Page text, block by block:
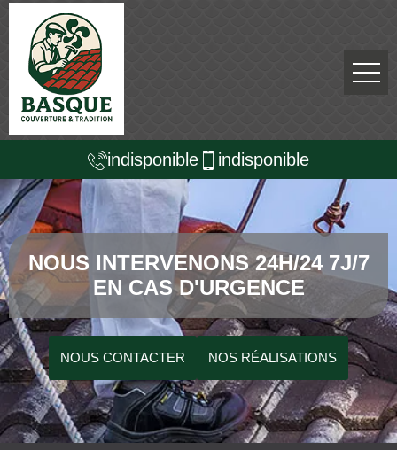
indisponible indisponible
NOUS INTERVENONS 24H/24 7J/7
EN CAS D'URGENCE
NOUS CONTACTER NOS RÉALISATIONS